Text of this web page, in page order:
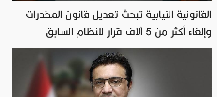
القانونية النيابية تبحث تعديل قانون المخدرات
وإلغاء أكثر من 5 آلاف قرار للنظام السابق